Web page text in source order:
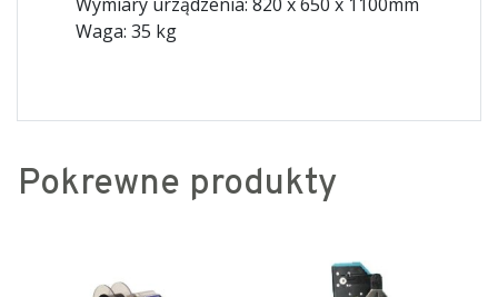
Waga: 35 kg
Pokrewne produkty